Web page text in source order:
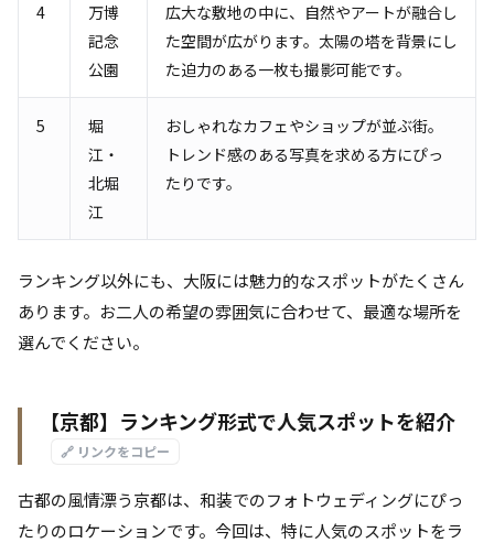
4
万博
記念
公園
広大な敷地の中に、自然やアートが融合し
た空間が広がります。太陽の塔を背景にし
た迫力のある一枚も撮影可能です。
5
堀
江・
北堀
江
おしゃれなカフェやショップが並ぶ街。
トレンド感のある写真を求める方にぴっ
たりです。
ランキング以外にも、大阪には魅力的なスポットがたくさん
あります。お二人の希望の雰囲気に合わせて、最適な場所を
選んでください。
【京都】ランキング形式で人気スポットを紹介
🔗 リンクをコピー
古都の風情漂う京都は、和装でのフォトウェディングにぴっ
たりのロケーションです。今回は、特に人気のスポットをラ